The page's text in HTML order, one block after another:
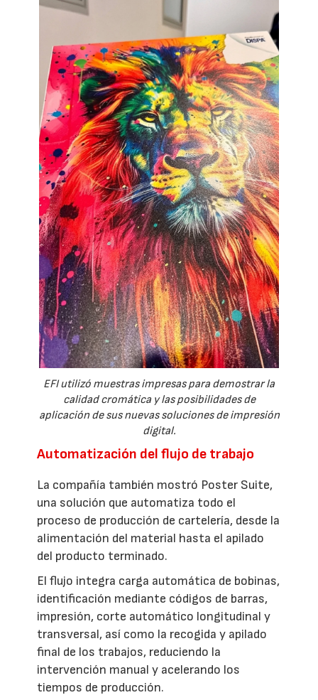
EFI utilizó muestras impresas para demostrar la
calidad cromática y las posibilidades de
aplicación de sus nuevas soluciones de impresión
digital.
Automatización del flujo de trabajo
La compañía también mostró Poster Suite,
una solución que automatiza todo el
proceso de producción de cartelería, desde la
alimentación del material hasta el apilado
del producto terminado.
El flujo integra carga automática de bobinas,
identificación mediante códigos de barras,
impresión, corte automático longitudinal y
transversal, así como la recogida y apilado
final de los trabajos, reduciendo la
intervención manual y acelerando los
tiempos de producción.